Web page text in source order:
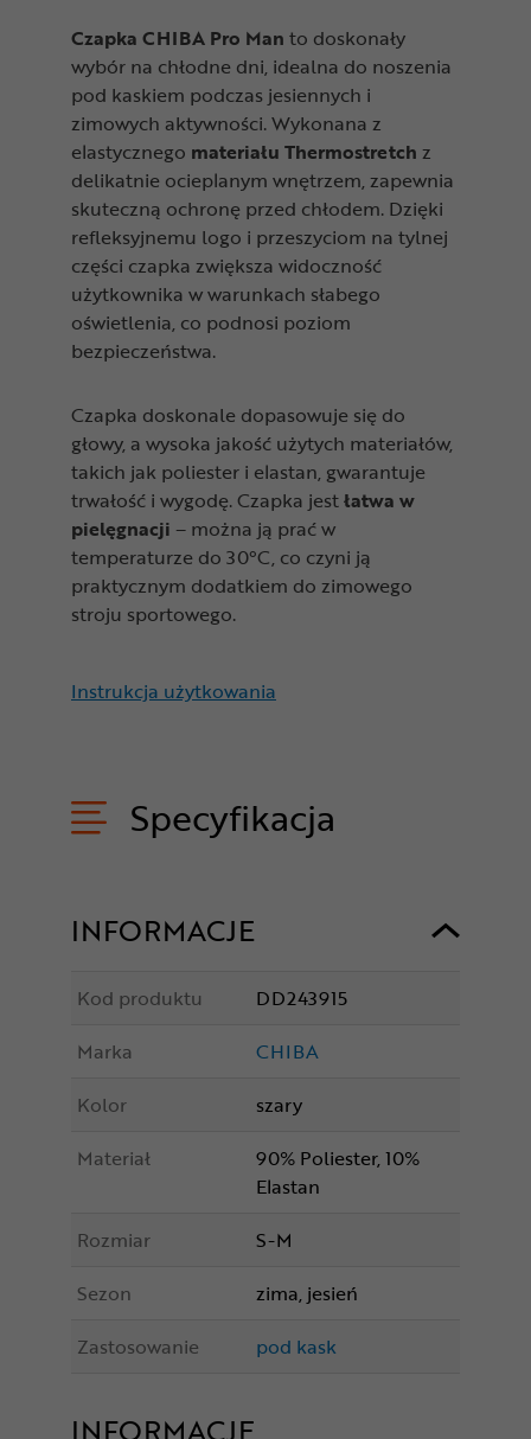
Czapka CHIBA Pro Man to doskonały
wybór na chłodne dni, idealna do noszenia
pod kaskiem podczas jesiennych i
zimowych aktywności. Wykonana z
elastycznego materiału Thermostretch z
delikatnie ocieplanym wnętrzem, zapewnia
skuteczną ochronę przed chłodem. Dzięki
refleksyjnemu logo i przeszyciom na tylnej
części czapka zwiększa widoczność
użytkownika w warunkach słabego
oświetlenia, co podnosi poziom
bezpieczeństwa.
Czapka doskonale dopasowuje się do
głowy, a wysoka jakość użytych materiałów,
takich jak poliester i elastan, gwarantuje
trwałość i wygodę. Czapka jestłatwa w
pielęgnacji – można ją prać w
temperaturze do 30°C, co czyni ją
praktycznym dodatkiem do zimowego
stroju sportowego.
Instrukcja użytkowania
Specyfikacja
INFORMACJE
Kod produktu
DD243915
Marka
CHIBA
Kolor
szary
Materiał
90% Poliester, 10%
Elastan
Rozmiar
S-M
Sezon
zima, jesień
Zastosowanie
pod kask
INFORMACJE